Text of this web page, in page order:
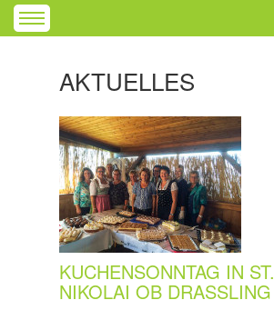
AKTUELLES
KUCHENSONNTAG IN ST.
NIKOLAI OB DRASSLING